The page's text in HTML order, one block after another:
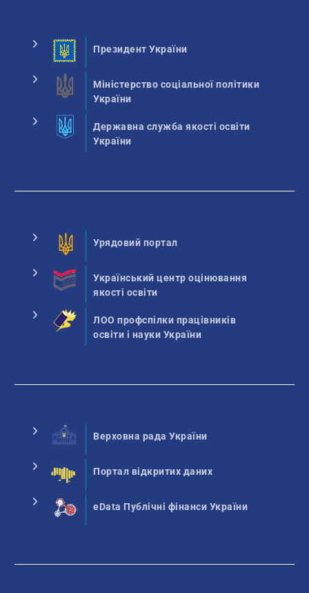
Президент України
Міністерство соціальної політики
України
Державна служба якості освіти
України
Урядовий портал
Український центр оцінювання
якості освіти
ЛОО профспілки працівників
освіти і науки України
Верховна рада України
Портал відкритих даних
eData Публічні фінанси України